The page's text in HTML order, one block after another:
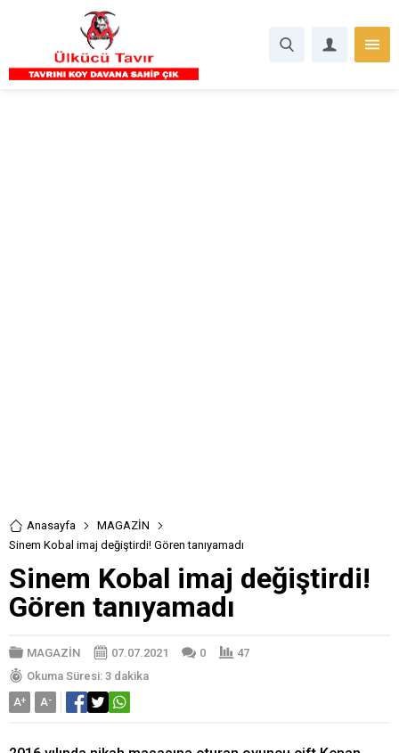
Anasayfa
MAGAZİN
Sinem Kobal imaj değiştirdi! Gören tanıyamadı
Sinem Kobal imaj değiştirdi!
Gören tanıyamadı
MAGAZİN 07.07.2021 0
47
Okuma Süresi: 3 dakika
A+ A-